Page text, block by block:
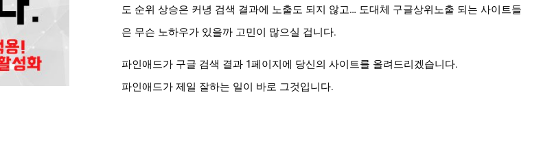
도 순위 상승은 커녕 검색 결과에 노출도 되지 않고… 도대체 구글상위노출 되는 사이트들
은 무슨 노하우가 있을까 고민이 많으실 겁니다.
파인애드가 구글 검색 결과 1페이지에 당신의 사이트를 올려드리겠습니다.
파인애드가 제일 잘하는 일이 바로 그것입니다.